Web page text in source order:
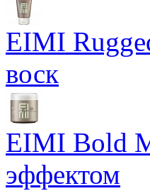
EIMI
воск
EIMI Bold
эффектом